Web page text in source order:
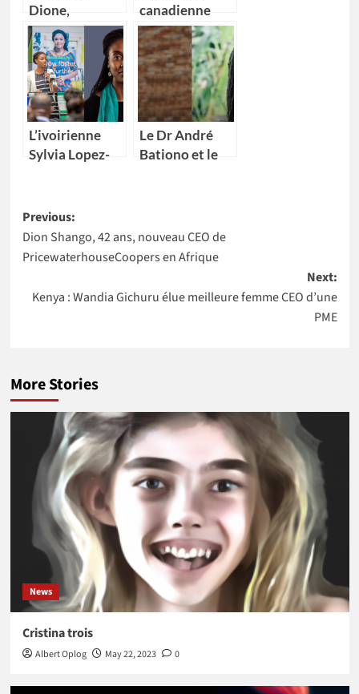
Dione,
nouveau
Directeur pays
de la Banque
mondiale pour
4 pays Africains
canadienne
impériale de
commerce
(CIBC) nomme
Kikelomo
Lawal comme
Vice-
présidente
L’ivoirienne
Sylvia Lopez-
résidente des
Nations Unies
au Maroc
Le Dr André
Bationo et le
l’Africa Food
Prize 2020
Post
navigation
Previous:
Dion Shango, 42 ans, nouveau CEO de
PricewaterhouseCoopers en Afrique
Next:
Kenya : Wandia Gichuru élue meilleure femme CEO d’une
PME
More Stories
News
Cristina trois
Albert Oplog May 22, 2023 0